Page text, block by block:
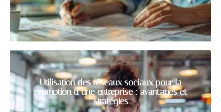
Utilisation des réseaux sociaux pour la
promotion d’une entreprise : avantages et
stratégies